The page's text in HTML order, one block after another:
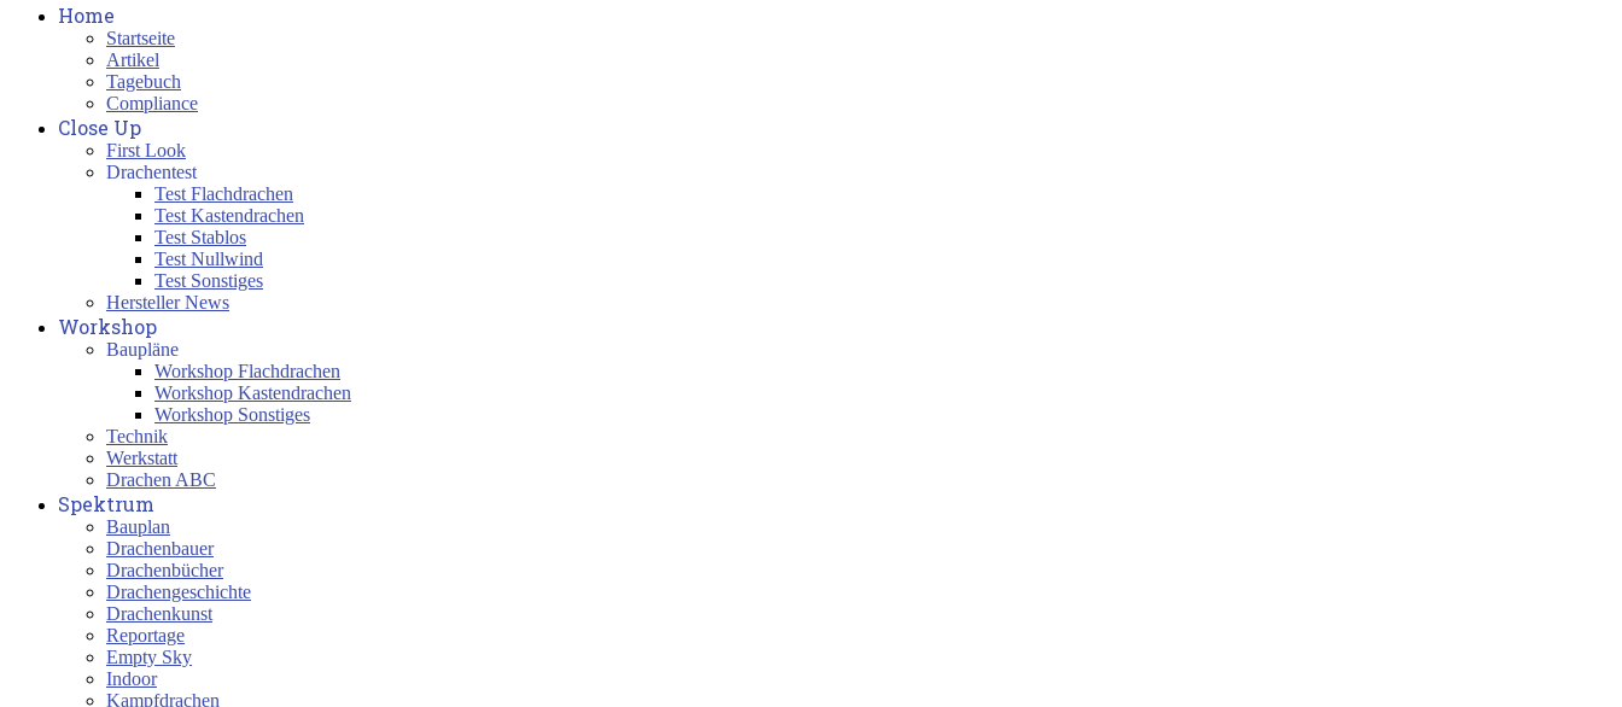
Home
Startseite
Artikel
Tagebuch
Compliance
Close Up
First Look
Drachentest
Test Flachdrachen
Test Kastendrachen
Test Stablos
Test Nullwind
Test Sonstiges
Hersteller News
Workshop
Baupläne
Workshop Flachdrachen
Workshop Kastendrachen
Workshop Sonstiges
Technik
Werkstatt
Drachen ABC
Spektrum
Bauplan
Drachenbauer
Drachenbücher
Drachengeschichte
Drachenkunst
Reportage
Empty Sky
Indoor
Kampfdrachen